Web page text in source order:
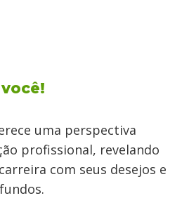
uma perspectiva
profissional, revelando
com seus desejos e